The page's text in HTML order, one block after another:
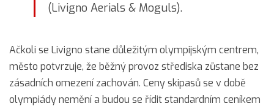
(Livigno Aerials & Moguls).
Ačkoli se Livigno stane důležitým olympijským centrem,
město potvrzuje, že běžný provoz střediska zůstane bez
zásadních omezení zachován. Ceny skipasů se v době
olympiády nemění a budou se řídit standardním ceníkem